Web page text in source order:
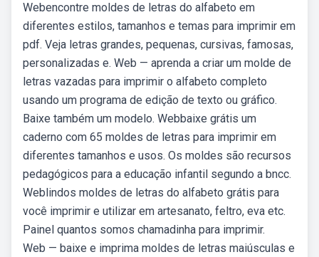
Webencontre moldes de letras do alfabeto em
diferentes estilos, tamanhos e temas para imprimir em
pdf. Veja letras grandes, pequenas, cursivas, famosas,
personalizadas e. Web — aprenda a criar um molde de
letras vazadas para imprimir o alfabeto completo
usando um programa de edição de texto ou gráfico.
Baixe também um modelo. Webbaixe grátis um
caderno com 65 moldes de letras para imprimir em
diferentes tamanhos e usos. Os moldes são recursos
pedagógicos para a educação infantil segundo a bncc.
Weblindos moldes de letras do alfabeto grátis para
você imprimir e utilizar em artesanato, feltro, eva etc.
Painel quantos somos chamadinha para imprimir.
Web — baixe e imprima moldes de letras maiúsculas e